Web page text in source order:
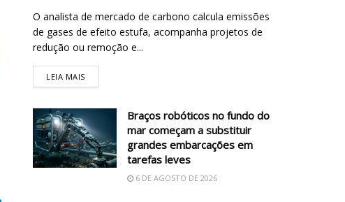
O analista de mercado de carbono calcula emissões
de gases de efeito estufa, acompanha projetos de
redução ou remoção e...
LEIA MAIS
Braços robóticos no fundo do
mar começam a substituir
grandes embarcações em
tarefas leves
6 DE AGOSTO DE 2026